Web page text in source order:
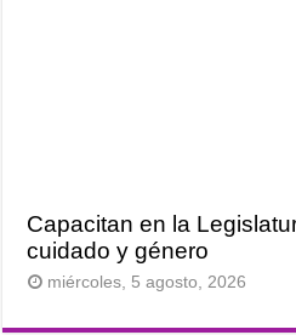
Capacitan en la
cuidado y género
miércoles, 5 agosto, 2026